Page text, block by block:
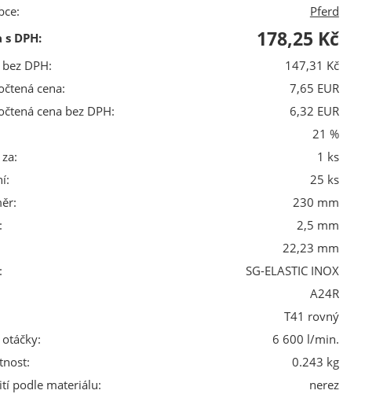
Pferd
s DPH:
178,25 Kč
DPH:
147,31 Kč
cena:
7,65 EUR
cena bez DPH:
6,32 EUR
21 %
1 ks
25 ks
230 mm
2,5 mm
22,23 mm
SG-ELASTIC INOX
A24R
T41 rovný
6 600 l/min.
0.243 kg
podle materiálu:
nerez